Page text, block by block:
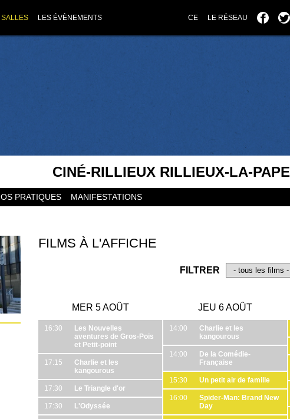
SALLES LES ÉVÈNEMENTS CE LE RÉSEAU
CINÉ-RILLIEUX RILLIEUX-LA-PAPE
PRATIQUES MANIFESTATIONS
FILMS À L'AFFICHE
FILTRER
MER 5 AOÛT
16:30
Les Nouvelles
aventures de Gros-Pois
et Petit-point
17:15
Charlie et les
kangourous
17:30 Le Triangle d'or
17:30 L'Odyssée
JEU 6 AOÛT
14:00
Charlie et les
kangourous
14:00
De la Comédie-
Française
15:30 Un petit air de famille
16:00
Spider-Man: Brand New
Day